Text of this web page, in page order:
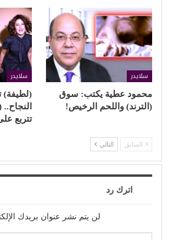
سلايدر
محمود عطية يكتب: سوق
(الترند) واللحم الرخيص!
سلايدر
(لطيفة)
تتربع
السابق التالي
اترك رد
لن يتم نشر عنوان بريدك